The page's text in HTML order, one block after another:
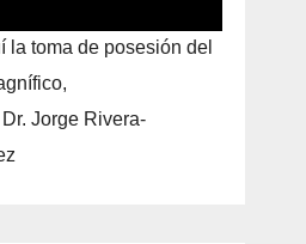
la toma de posesión del
Dr. Jorge Rivera-